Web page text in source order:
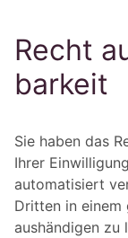
Recht
barkeit
Sie haben das
Ihrer
automatisiert
Dritten in einem
aushändigen zu